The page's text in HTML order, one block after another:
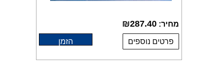
מחיר: ₪287.40
פרטים נוספים הזמן